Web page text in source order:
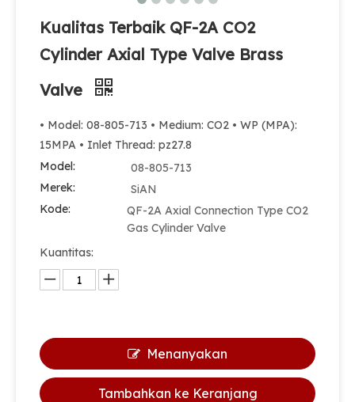
Kualitas Terbaik QF-2A CO2
Cylinder Axial Type Valve Brass
Valve
• Model: 08-805-713 • Medium: CO2 • WP (MPA):
15MPA • Inlet Thread: pz27.8
Model:
08-805-713
Merek:
SiAN
Kode:
QF-2A Axial Connection Type CO2
Gas Cylinder Valve
Kuantitas:
Menanyakan
Tambahkan ke Keranjang